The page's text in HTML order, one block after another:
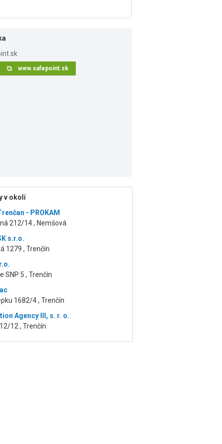
www.safepoint.sk
v okolí
- PROKAM
212/14 , Nemšová
s.r.o.
1279 , Trenčín
SNP 5 , Trenčín
1682/4 , Trenčín
Agency III, s. r. o.
12 , Trenčín